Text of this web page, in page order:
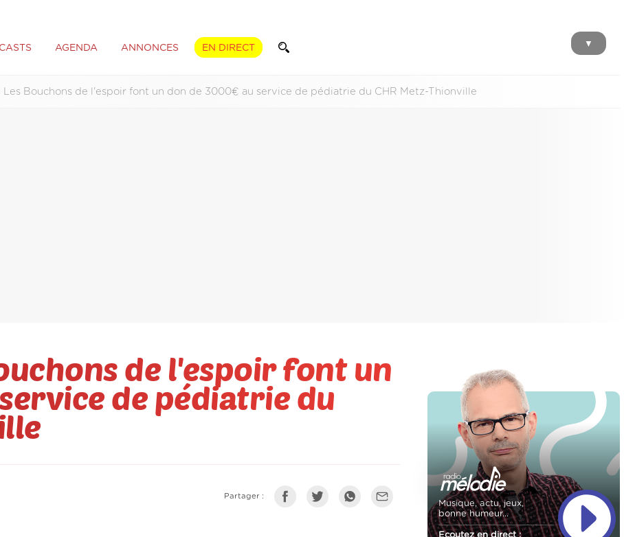
AGENDA ANNONCES EN DIRECT ▼
Les Bouchons de l'espoir font un don de 3000€ au service de pédiatrie du CHR Metz-Thionville
de l'espoir font un
de pédiatrie du
Partager :
Musique, actu, jeux,
bonne humeur...
Ecoutez en direct :